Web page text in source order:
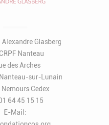
Glasberg
Nanteau
des Arches
sur-Lunain
Cedex
64 45 15 15
E-Mail: